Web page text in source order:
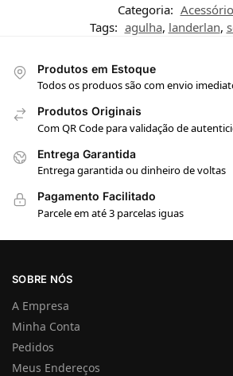
Categoria:
Tags: agulha, landerlan,
Produtos em Estoque
Todos os produos são com envio
Produtos Originais
Com QR Code para validação de
Entrega Garantida
Entrega garantida ou dinheiro de voltas
Pagamento Facilitado
Parcele em até 3 parcelas iguas
SOBRE NÓS
A Empresa
Minha Conta
Pedidos
Meus Endereços